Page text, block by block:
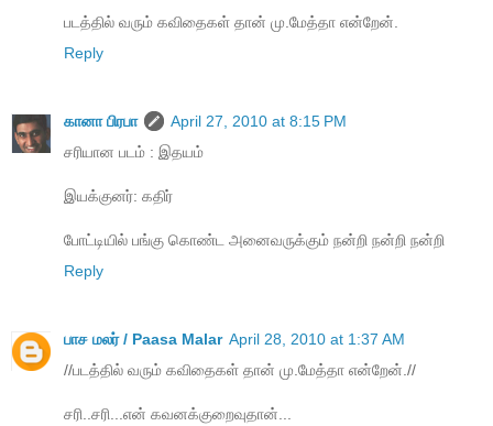
படத்தில் வரும் கவிதைகள் தான் மு.மேத்தா என்றேன்.
Reply
கானா பிரபா
April 27, 2010 at 8:15 PM
சரியான படம் : இதயம்
இயக்குனர்: கதிர்
போட்டியில் பங்கு கொண்ட அனைவருக்கும் நன்றி நன்றி நன்றி
Reply
பாச மலர் / Paasa Malar April 28, 2010 at 1:37 AM
//படத்தில் வரும் கவிதைகள் தான் மு.மேத்தா என்றேன்.//
சரி..சரி...என் கவனக்குறைவுதான்...